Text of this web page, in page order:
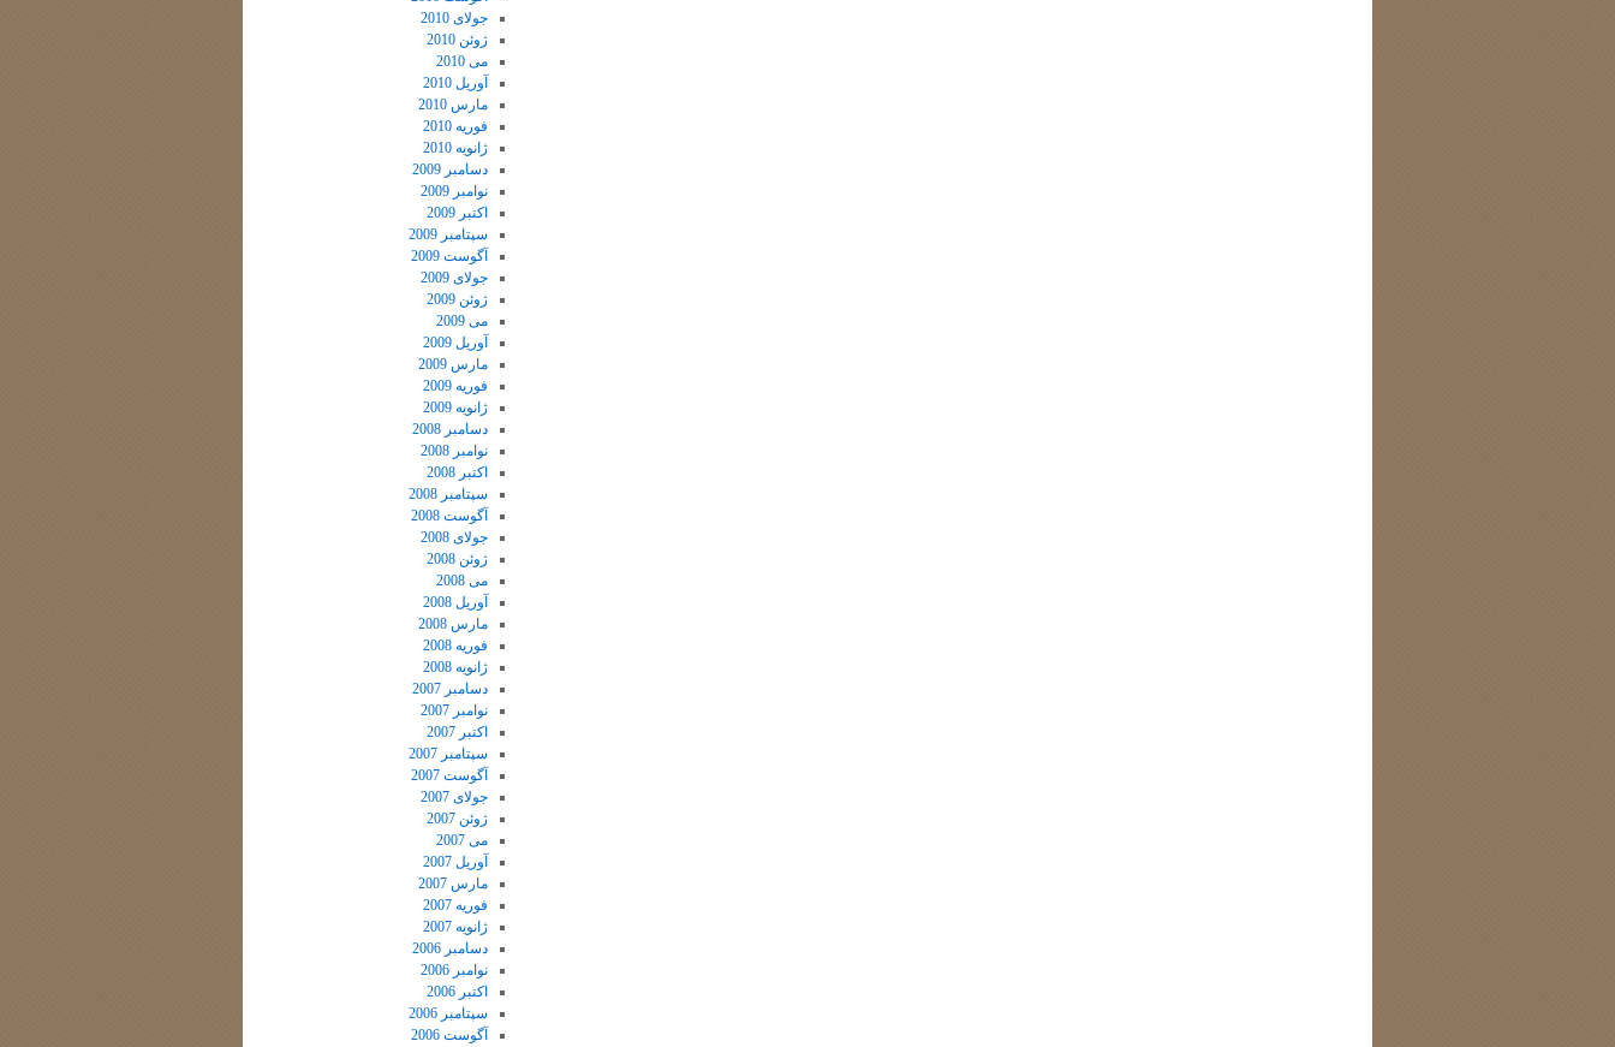
جولای 2010
ژوئن 2010
می 2010
آوریل 2010
مارس 2010
فوریه 2010
ژانویه 2010
دسامبر 2009
نوامبر 2009
اکتبر 2009
سپتامبر 2009
آگوست 2009
جولای 2009
ژوئن 2009
می 2009
آوریل 2009
مارس 2009
فوریه 2009
ژانویه 2009
دسامبر 2008
نوامبر 2008
اکتبر 2008
سپتامبر 2008
آگوست 2008
جولای 2008
ژوئن 2008
می 2008
آوریل 2008
مارس 2008
فوریه 2008
ژانویه 2008
دسامبر 2007
نوامبر 2007
اکتبر 2007
سپتامبر 2007
آگوست 2007
جولای 2007
ژوئن 2007
می 2007
آوریل 2007
مارس 2007
فوریه 2007
ژانویه 2007
دسامبر 2006
نوامبر 2006
اکتبر 2006
سپتامبر 2006
آگوست 2006